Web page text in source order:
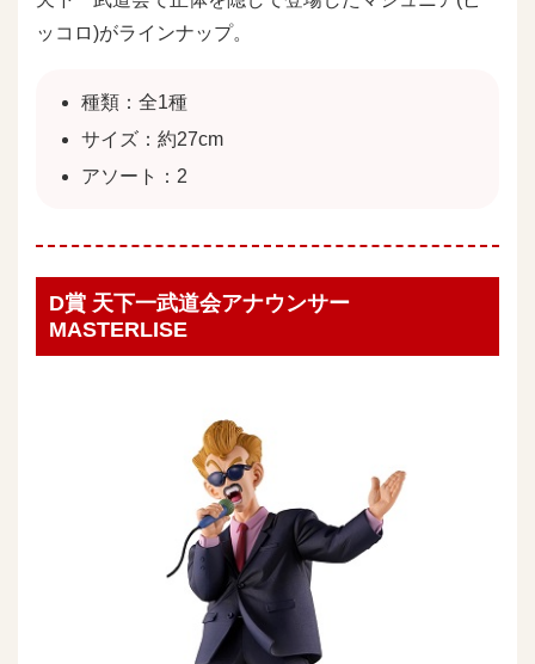
ッコロ)がラインナップ。
種類：全1種
サイズ：約27cm
アソート：2
D賞 天下一武道会アナウンサー
MASTERLISE